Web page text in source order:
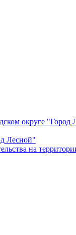
округе "Город
Лесной"
на